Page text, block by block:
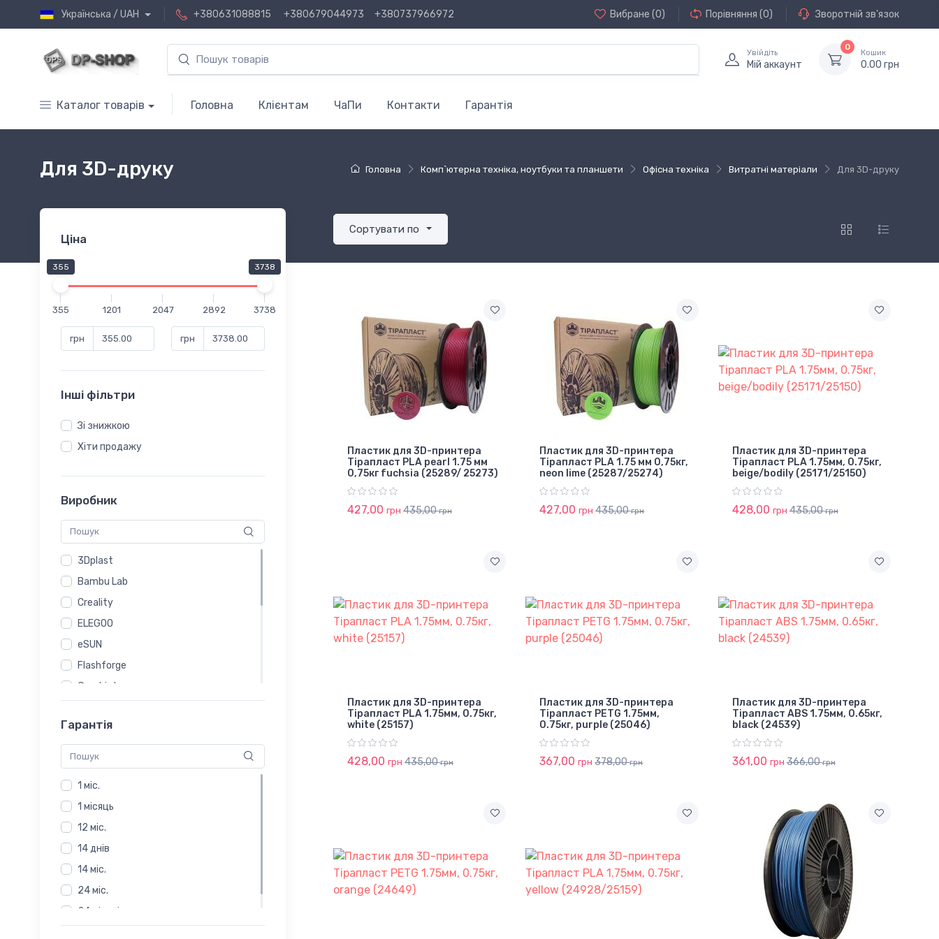
Українська / UAH +380631088815 +380679044973 +380737966972 Вибране (0) Порівняння (0) Зворотній зв'язок
Увійдіть
Мій аккаунт
0
Кошик
0.00 грн
Каталог товарів Головна Клієнтам ЧаПи Контакти Гарантія
Головна Комп`ютерна техніка, ноутбуки та планшети Офісна техніка Витратні матеріали Для 3D-друку
Для 3D-друку
Ціна
355 3738
355 1201 2047 2892 3738
грн грн
Інші фільтри
Зі знижкою
Хіти продажу
Виробник
3Dplast
Bambu Lab
Creality
ELEGOO
eSUN
Flashforge
Gembird
Polymaker
Spectrum
The Filament
Verbatim
Voltronic
Тірапласт
Гарантія
1 міс.
1 місяць
12 міс.
14 днів
14 міс.
24 міс.
24 місяці
Сортувати по
Пластик для 3D-принтера
Тірапласт PLA pearl 1.75 мм
0,75кг fuchsia (25289/ 25273)
427,00 грн 435,00грн
Пластик для 3D-принтера
Тірапласт PLA 1.75 мм 0,75кг,
neon lime (25287/25274)
427,00грн435,00грн
Пластик для 3D-принтера
Тірапласт PLA 1.75мм, 0.75кг,
beige/bodily (25171/25150)
428,00 грн435,00грн
Пластик для 3D-принтера
Тірапласт PLA 1.75мм, 0.75кг,
white (25157)
428,00 грн 435,00грн
Пластик для 3D-принтера
Тірапласт PETG 1.75мм,
0.75кг, purple (25046)
367,00грн378,00грн
Пластик для 3D-принтера
Тірапласт ABS 1.75мм, 0.65кг,
black (24539)
361,00 грн366,00грн